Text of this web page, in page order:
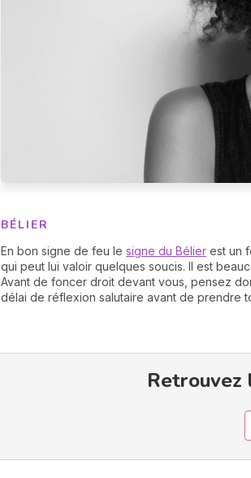
BÉLIER
En bon signe de feu le signe du Bélier est un
qui peut lui valoir quelques soucis. Il est
Avant de foncer droit devant vous, pensez
délai de réflexion salutaire avant de prendre